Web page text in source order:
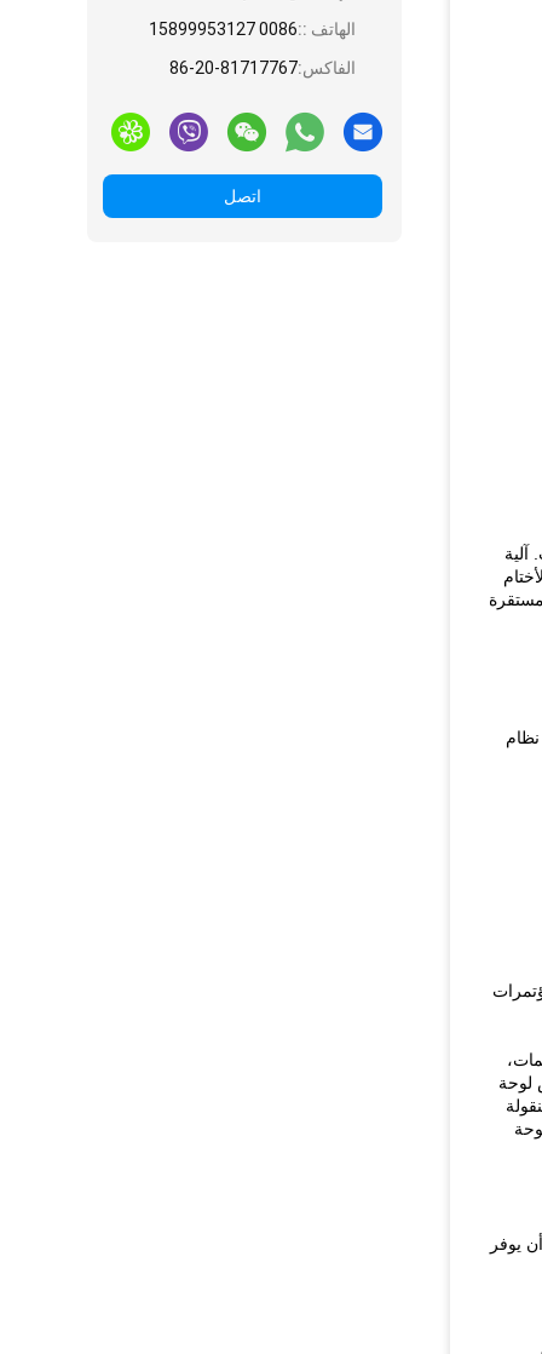
الهاتف ::0086 15899953127
الفاكس:86-20-81717767
اتصل
آلية
لوحة
يوفر